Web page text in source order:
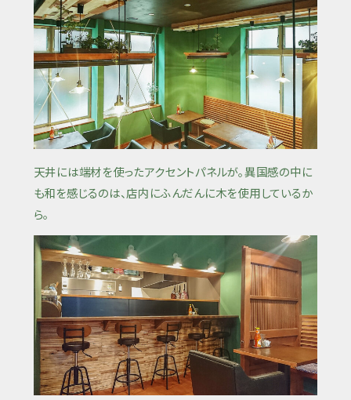
天井には端材を使ったアクセントパネルが。異国感の中に
も和を感じるのは、店内にふんだんに木を使用しているか
ら。